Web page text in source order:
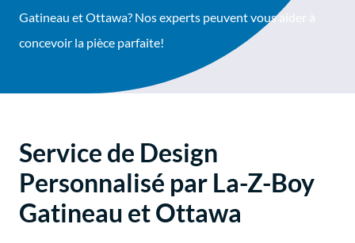
Gatineau et Ottawa? Nos experts peuvent vous aider à
concevoir la pièce parfaite!
Service de Design
Personnalisé par La-Z-Boy
Gatineau et Ottawa